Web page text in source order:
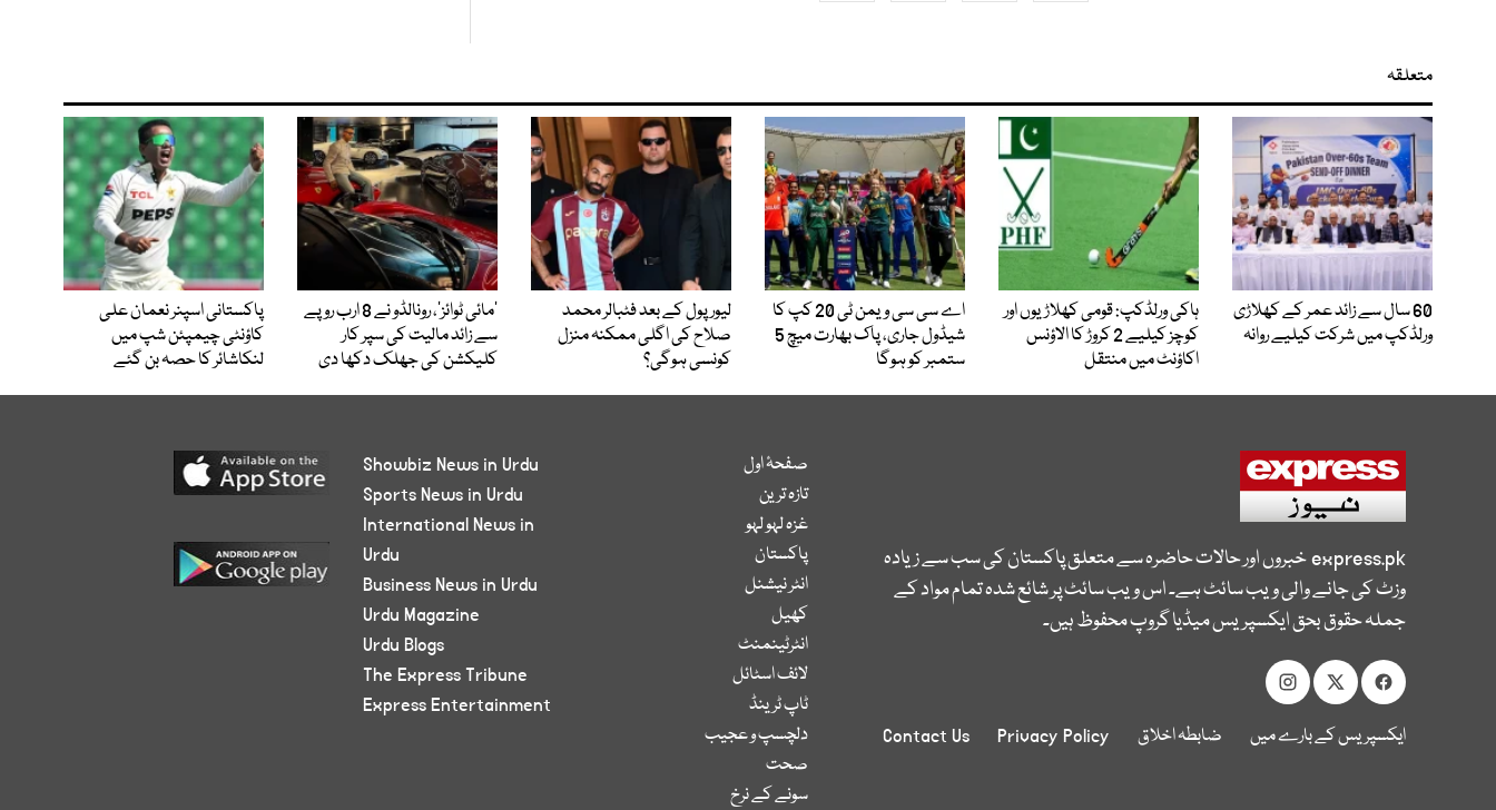
متعلقہ
60 سال سے زائد عمر کے کھلاڑی
ورلڈکپ میں شرکت کیلیے روانہ
ہاکی ورلڈکپ: قومی کھلاڑیوں اور
کوچز کیلیے 2 کروڑ کا الاؤنس
اکاؤنٹ میں منتقل
اے سی سی ویمن ٹی 20 کپ کا
شیڈول جاری، پاک بھارت میچ 5
ستمبر کو ہوگا
لیور پول کے بعد فٹبالر محمد
صلاح کی اگلی ممکنہ منزل
کونسی ہوگی؟
’مائی ٹوائز‘، رونالڈو نے 8 ارب روپے
سے زائد مالیت کی سپر کار
کلیکشن کی جھلک دکھا دی
پاکستانی اسپنر نعمان علی
کاؤنٹی چیمپئن شپ میں
لنکاشائر کا حصہ بن گئے
express.pkخبروں اور حالات حاضرہ سے متعلق پاکستان کی سب سے زیادہ
وزٹ کی جانے والی ویب سائٹ ہے۔ اس ویب سائٹ پر شائع شدہ تمام مواد کے
جملہ حقوق بحق ایکسپریس میڈیا گروپ محفوظ ہیں۔
ایکسپریس کے بارے میں ضابطہ اخلاق Privacy Policy
Contact Us
صفحۂ اول
تازہ ترین
غزہ لہو لہو
پاکستان
انٹر نیشنل
کھیل
انٹرٹینمنٹ
لائف اسٹائل
ٹاپ ٹرینڈ
دلچسپ و عجیب
صحت
سونے کے نرخ
Showbiz News in Urdu
Sports News in Urdu
International News in
Urdu
Business News in Urdu
Urdu Magazine
Urdu Blogs
The Express Tribune
Express Entertainment